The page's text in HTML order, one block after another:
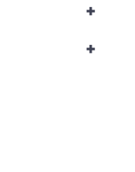
+
+